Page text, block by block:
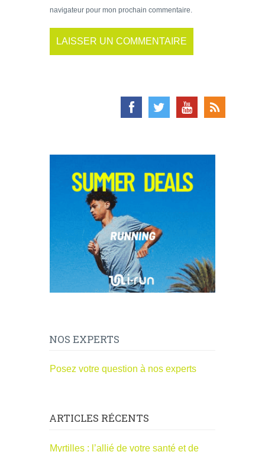
navigateur pour mon prochain commentaire.
NOS EXPERTS
Posez votre question à nos experts
ARTICLES RÉCENTS
Myrtilles : l’allié de votre santé et de